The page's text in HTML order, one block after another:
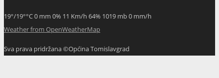
19°/19°°C0 mm 0% 11 Km/h 64% 1019 mb0 mm/h
Weather from OpenWeatherMap
Sva prava pridržana ©Općina Tomislavgrad